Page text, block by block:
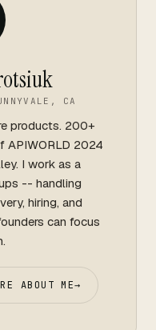
CA
products. 200+
APIWORLD 2024
I work as a
-- handling
hiring, and
can focus
ABOUT ME→